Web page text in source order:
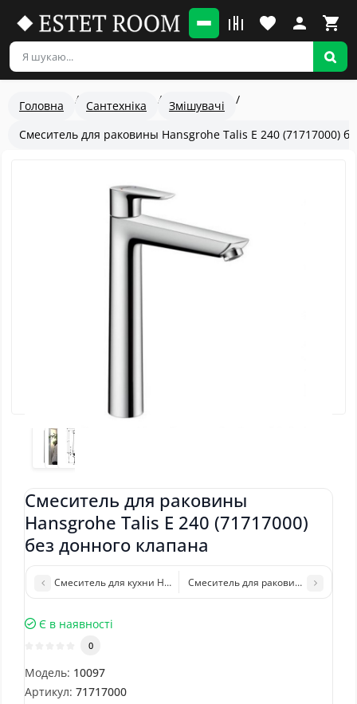
Головна Сантехніка
Змішувачі
Смеситель для раковины Hansgrohe Talis E 240 (71717000)
Смеситель для раковины
Hansgrohe Talis E 240 (71717000)
без донного клапана
Смеситель для кухни Hansgrohe Focus 31817800
Смеситель для раковины
Є в наявності
0
Модель: 10097
Артикул: 71717000